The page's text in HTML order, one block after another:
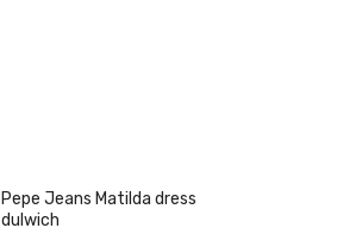
Pepe Jeans Matilda dress
dulwich